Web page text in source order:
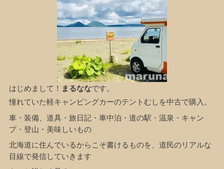
はじめまして！ まるななです。
憧れていた軽キャンピングカーのテントむしを中古で購入。
車・装備、道具・旅日記・車中泊・道の駅・温泉・キャン
プ・登山・美味しいもの
北海道に住んでいるからこそ書けるものを、道民のリアルな
目線で発信していきます